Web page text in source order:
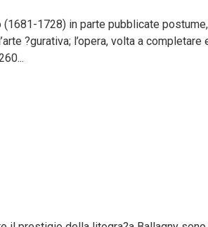
1728) in parte pubblicate postume,
?gurativa; l’opera, volta a completare